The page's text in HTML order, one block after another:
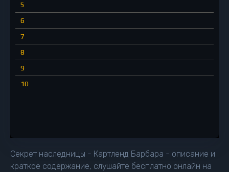
5
6
7
8
9
10
Секрет наследницы - Картленд Барбара - описание и
краткое содержание, слушайте бесплатно онлайн на